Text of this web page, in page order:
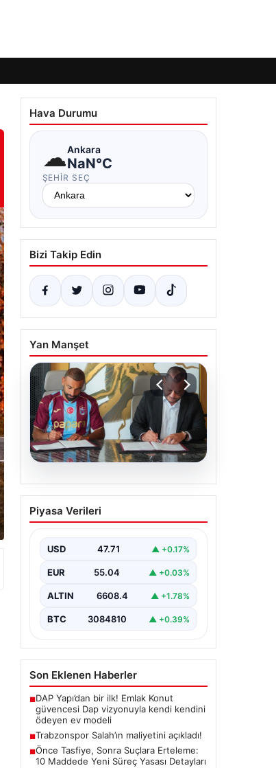
Hava Durumu
☁Ankara
NaN°C
ŞEHIR SEÇ
Bizi Takip Edin
Yan Manşet
06.08.2026
Trabzonspor Salah’ın
maliyetini açıkladı!
Piyasa Verileri
USD 47.71 ▲ +0.17%
EUR 55.04 ▲ +0.03%
ALTIN 6608.4 ▲ +1.78%
BTC 3084810 ▲ +0.39%
Son Eklenen Haberler
■DAP Yapı’dan bir ilk! Emlak Konut
güvencesi Dap vizyonuyla kendi kendini
ödeyen ev modeli
■Trabzonspor Salah’ın maliyetini açıkladı!
■Önce Tasfiye, Sonra Suçlara Erteleme:
10 Maddede Yeni Süreç Yasası Detayları